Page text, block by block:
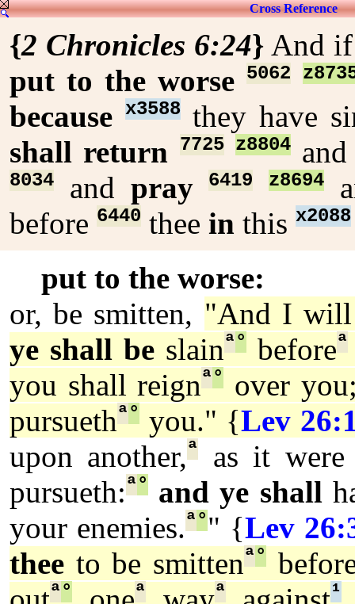
Cross Reference
{2 Chronicles 6:24}And
put to the worse
5062
because x3588they have
shall return
7725 z8804and
8034 and pray 6419 z8694
before 6440 thee in this x2088
put to the worse:
or, be smitten, "And I
ye shall be slainª° beforeª
you shall reignª°
over
pursuethª° you." {Lev
upon another,ª
as it were
pursueth:ª° and ye shall
your enemies.ª°" {Lev
thee to be smittenª°
ª° ª ª ¹